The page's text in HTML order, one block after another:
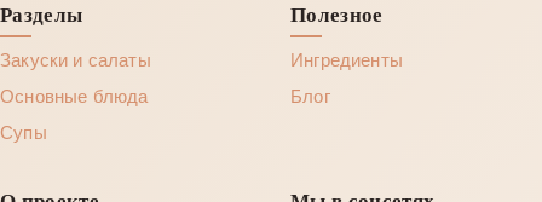
Разделы
Закуски и салаты
Основные блюда
Супы
Полезное
Ингредиенты
Блог